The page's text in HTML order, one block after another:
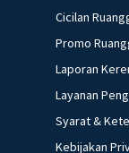
Cicilan
Promo
Laporan
Layanan
Syarat &
Kebijakan